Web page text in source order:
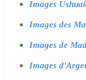
Images
Images des
Images de
Images